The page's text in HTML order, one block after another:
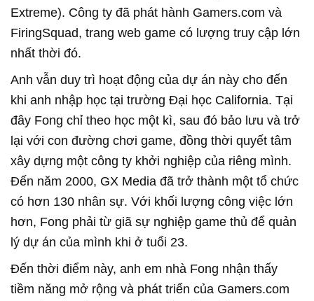
Extreme). Công ty đã phát hành Gamers.com và
FiringSquad, trang web game có lượng truy cập lớn
nhất thời đó.
Anh vẫn duy trì hoạt động của dự án này cho đến
khi anh nhập học tại trường Đại học California. Tại
đây Fong chỉ theo học một kì, sau đó bảo lưu và trở
lại với con đường chơi game, đồng thời quyết tâm
xây dựng một công ty khởi nghiệp của riêng mình.
Đến năm 2000, GX Media đã trở thành một tổ chức
có hơn 130 nhân sự. Với khối lượng công việc lớn
hơn, Fong phải từ giã sự nghiệp game thủ để quản
lý dự án của mình khi ở tuổi 23.
Đến thời điểm này, anh em nhà Fong nhận thấy
tiềm năng mở rộng và phát triển của Gamers.com